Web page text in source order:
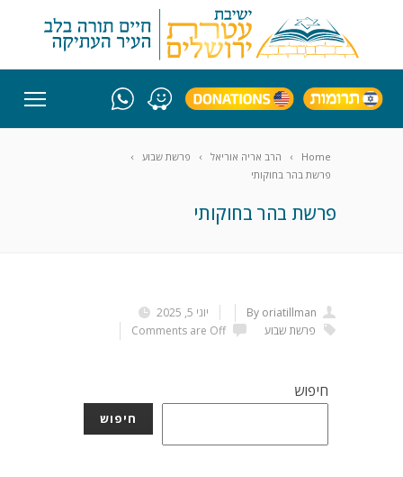
Home הרב אריה אוריאל
פרשת שבוע
פרשת בהר בחוקותי
פרשת בהר בחוקותי
יוני 5, 2025
By oriatillman
Comments are Off
פרשת שבוע
חיפוש
חיפוש